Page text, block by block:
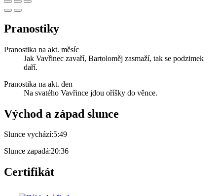
Pranostiky
Pranostika na akt. měsíc
Jak Vavřinec zavaří, Bartoloměj zasmaží, tak se podzimek
daří.
Pranostika na akt. den
Na svatého Vavřince jdou oříšky do věnce.
Východ a západ slunce
Slunce vychází:5:49
Slunce zapadá:20:36
Certifikát